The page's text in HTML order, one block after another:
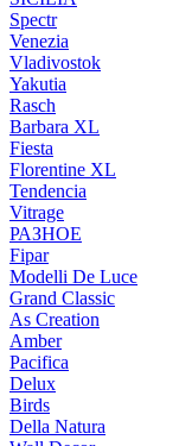
Spectr
Venezia
Vladivostok
Yakutia
Rasch
Barbara XL
Fiesta
Florentine XL
Tendencia
Vitrage
РАЗНОЕ
Fipar
Modelli De Luce
Grand Classic
As Creation
Amber
Pacifica
Delux
Birds
Della Natura